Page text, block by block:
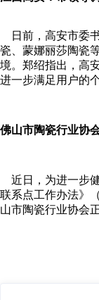
日前，高安市委
瓷、蒙娜丽莎陶瓷
境。郑绍指出，高
进一步满足用户的
佛山市陶瓷行业协
近日，为进一步
联系点工作办法》
山市陶瓷行业协会